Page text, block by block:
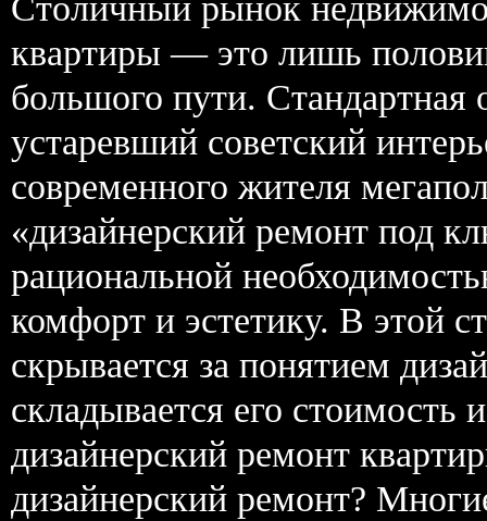
квартиры — это лишь
большого пути. Стандартная
устаревший советский
современного жителя
«дизайнерский ремонт под
рациональной
комфорт и эстетику. В этой
скрывается за понятием
складывается его
дизайнерский ремонт
дизайнерский ремонт?